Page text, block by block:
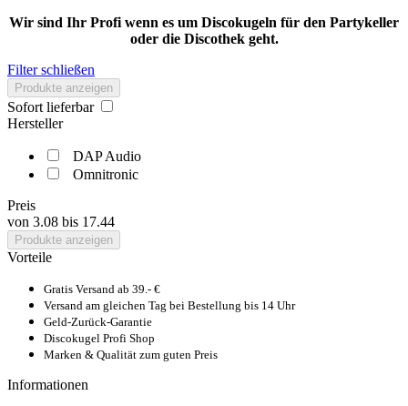
Wir sind Ihr Profi wenn es um Discokugeln für den Partykeller
oder die Discothek geht.
Filter schließen
Produkte anzeigen
Sofort lieferbar
Hersteller
DAP Audio
Omnitronic
Preis
von 3.08 bis 17.44
Produkte anzeigen
Vorteile
Gratis Versand ab 39.- €
Versand am gleichen Tag bei Bestellung bis 14 Uhr
Geld-Zurück-Garantie
Discokugel Profi Shop
Marken & Qualität zum guten Preis
Informationen